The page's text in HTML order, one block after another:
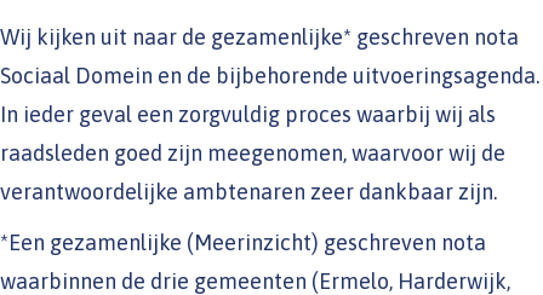
Wij kijken uit naar de gezamenlijke* geschreven nota
Sociaal Domein en de bijbehorende uitvoeringsagenda.
In ieder geval een zorgvuldig proces waarbij wij als
raadsleden goed zijn meegenomen, waarvoor wij de
verantwoordelijke ambtenaren zeer dankbaar zijn.
*Een gezamenlijke (Meerinzicht) geschreven nota
waarbinnen de drie gemeenten (Ermelo, Harderwijk,